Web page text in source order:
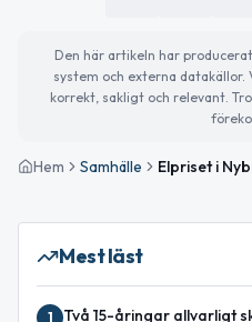
Den här artikeln har
system och externa
korrekt, sakligt och relevant.
Hem Samhälle
Mest läst
1 Två 15-åringar allvarligt